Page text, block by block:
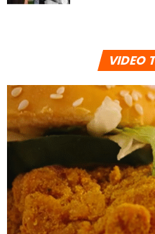
VIDEO